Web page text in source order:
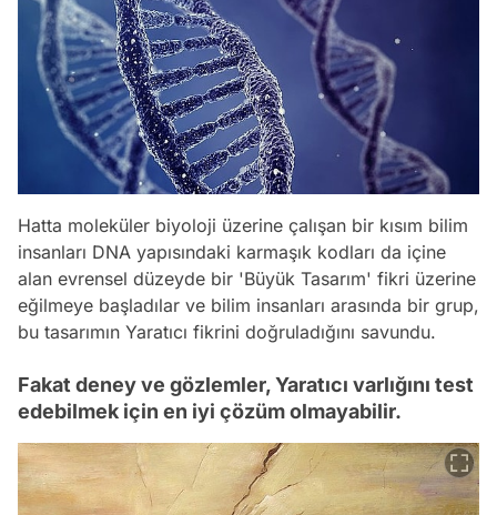
Hatta moleküler biyoloji üzerine çalışan bir kısım bilim
insanları DNA yapısındaki karmaşık kodları da içine
alan evrensel düzeyde bir 'Büyük Tasarım' fikri üzerine
eğilmeye başladılar ve bilim insanları arasında bir grup,
bu tasarımın Yaratıcı fikrini doğruladığını savundu.
Fakat deney ve gözlemler, Yaratıcı varlığını test
edebilmek için en iyi çözüm olmayabilir.